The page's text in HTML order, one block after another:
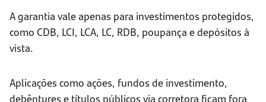
A garantia vale apenas para investimentos protegidos,
como CDB, LCI, LCA, LC, RDB, poupança e depósitos à
vista.
Aplicações como ações, fundos de investimento,
debêntures e títulos públicos via corretora ficam fora